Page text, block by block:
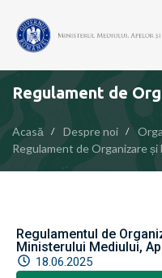
Regulament de
Acasă Despre noi
Regulament de Organizare și
Regulamentul de
Ministerului Mediului,
18.06.2025